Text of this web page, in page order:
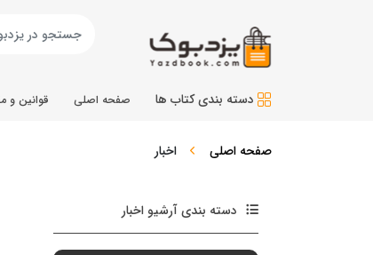
دسته بندی کتاب ها صفحه اصلی قوانین و
صفحه اصلی اخبار
دسته بندی آرشیو اخبار